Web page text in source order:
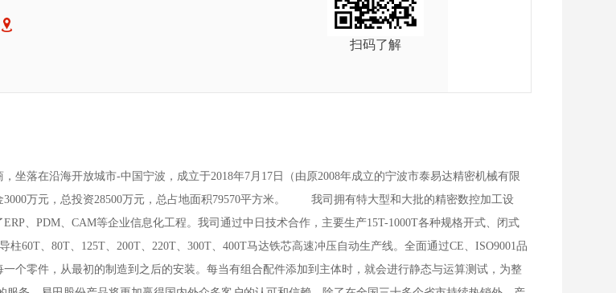
扫码了解
坐落在沿海开放城市-中国宁波，成立于2018年7月17日（由原2008年成立的宁波市泰易达精密机械有限
3000万元，总投资28500万元，总占地面积79570平方米。 我司拥有特大型和大批的精密数控加工设
、PDM、CAM等企业信息化工程。我司通过中日技术合作，主要生产15T-1000T各种规格开式、闭式
60T、80T、125T、200T、220T、300T、400T马达铁芯高速冲压自动生产线。全面通过CE、ISO9001品
个零件，从最初的制造到之后的安装。每当有组合配件添加到主体时，就会进行静态与运算测试，为整